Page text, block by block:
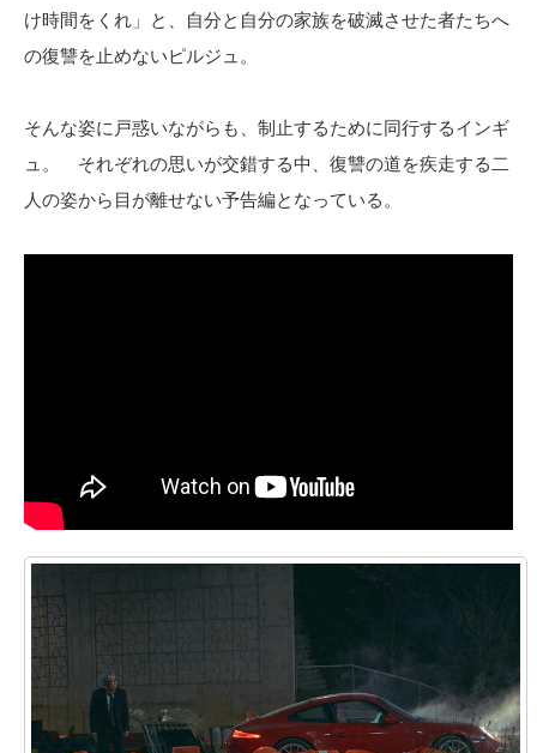
け時間をくれ」と、自分と自分の家族を破滅させた者たちへ
の復讐を止めないピルジュ。
そんな姿に戸惑いながらも、制止するために同行するインギ
ュ。 それぞれの思いが交錯する中、復讐の道を疾走する二
人の姿から目が離せない予告編となっている。